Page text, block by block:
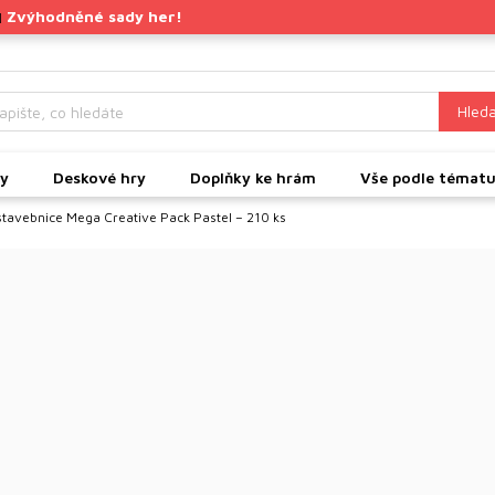
| Zvýhodněné sady her!
Deskové hry Doplňky ke hrám Vše podle tématu
Mega Creative Pack Pastel – 210 ks